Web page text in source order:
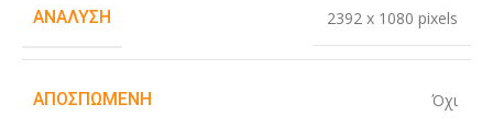
ΑΝΆΛΥΣΗ 2392 x 1080 pixels
ΑΠΟΣΠΏΜΕΝΗ Όχι